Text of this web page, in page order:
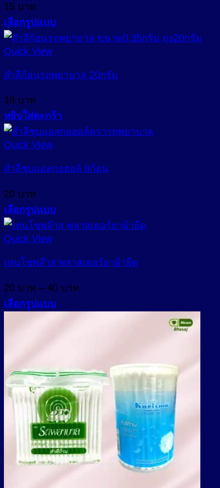
options
may
be
chosen
on
product
15 บาท
เลือกรูปแบบ
This
product
has
multiple
variants.
options
may
be
chosen
on
product
Quick View
สำลีก้อนรถพยาบาล 20กรัม
18 บาท
หยิบใส่ตะกร้า
Quick View
สำลีชุบแอลกอฮอล์ 8ก้อน
20 บาท
เลือกรูปแบบ
This
product
has
multiple
variants.
options
may
be
page
Quick View
เทนโซพล๊าส พลาสเตอร์ยาผ้ายืด
20 บาท – 40 บาท
20 บาท
เลือกรูปแบบ
The
options
may
product
page